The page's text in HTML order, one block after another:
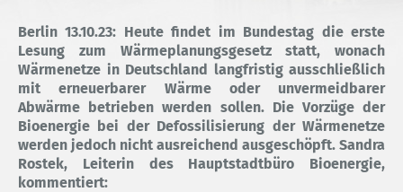
Berlin 13.10.23: Heute findet im Bundestag die erste
Lesung zum Wärmeplanungsgesetz statt, wonach
Wärmenetze in Deutschland langfristig ausschließlich
mit erneuerbarer Wärme oder unvermeidbarer
Abwärme betrieben werden sollen. Die Vorzüge der
Bioenergie bei der Defossilisierung der Wärmenetze
werden jedoch nicht ausreichend ausgeschöpft. Sandra
Rostek, Leiterin des Hauptstadtbüro Bioenergie,
kommentiert: